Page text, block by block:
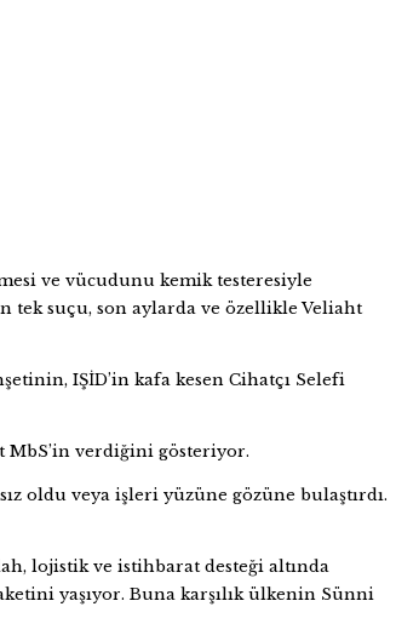
ve vücudunu kemik testeresiyle
tek suçu, son aylarda ve özellikle Veliaht
IŞİD’in kafa kesen Cihatçı Selefi
MbS’in verdiğini gösteriyor.
oldu veya işleri yüzüne gözüne bulaştırdı.
lojistik ve istihbarat desteği altında
yaşıyor. Buna karşılık ülkenin Sünni